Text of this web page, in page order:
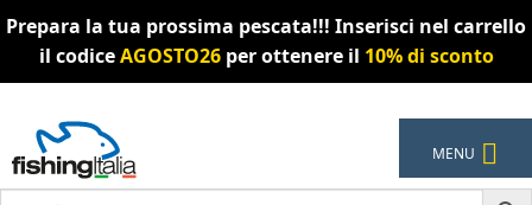
Prepara la tua prossima pescata!!! Inserisci nel carrello
il codiceAGOSTO26per ottenere il 10% di sconto
alla
navigazione
al
contenuto
MENU